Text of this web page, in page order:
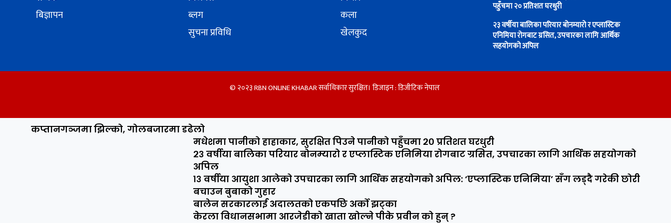
बिज्ञापन
ब्लग
सुचना प्रविधि
कला
खेलकुद
पहुँचमा २० प्रतिशत घरधुरी
२३ वर्षीया बालिका परियार बोनम्यारो र एप्लास्टिक
एनिमिया रोगबाट ग्रसित, उपचारका लागि आर्थिक
सहयोगको अपिल
© २०२३ RBN ONLINE KHABAR सर्वाधिकार सुरक्षित। डिजाइन :डिजीटिक नेपाल
कप्तानगञ्जमा झिल्को, गोलबजारमा डढेलो
मधेशमा पानीको हाहाकार, सुरक्षित पिउने पानीको पहुँचमा २० प्रतिशत घरधुरी
२३ वर्षीया बालिका परियार बोनम्यारो र एप्लास्टिक एनिमिया रोगबाट ग्रसित, उपचारका लागि आर्थिक सहयोगको
अपिल
१३ वर्षीया आयुशा आलेको उपचारका लागि आर्थिक सहयोगको अपिल: ‘एप्लास्टिक एनिमिया’ सँग लड्दै गरेकी छोरी
बचाउन बुबाको गुहार
बालेन सरकारलाई अदालतको एकपछि अर्को झट्का
केरला विधानसभामा आरजेडीको खाता खोल्ने पीके प्रवीन को हुन् ?